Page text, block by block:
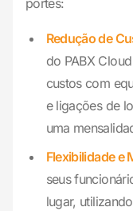
portes:
Redução de
do PABX
custos com
e ligações de
uma
Flexibilidade e
seus
lugar,